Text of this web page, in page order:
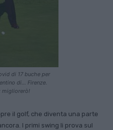
di 17 buche per
di… Firenze.
migliorerò!
il golf, che diventa una parte
I primi swing li prova sul